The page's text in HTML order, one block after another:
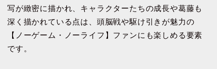
写が緻密に描かれ、キャラクターたちの成長や葛藤も
深く描かれている点は、頭脳戦や駆け引きが魅力の
【ノーゲーム・ノーライフ】ファンにも楽しめる要素
です。